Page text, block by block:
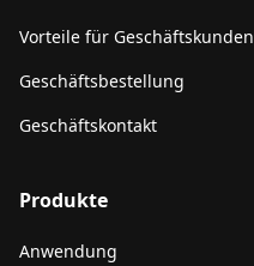
Vorteile für Geschäftskunden
Geschäftsbestellung
Geschäftskontakt
Produkte
Anwendung